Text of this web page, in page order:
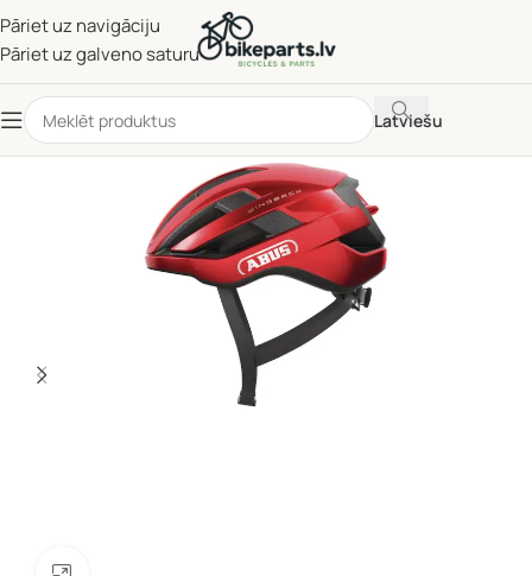
Pāriet uz navigāciju
Pāriet uz galveno saturu
Latviešu